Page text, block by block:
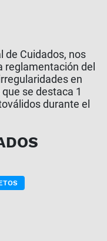
de Cuidados, nos
reglamentación del
en
se destaca 1
durante el